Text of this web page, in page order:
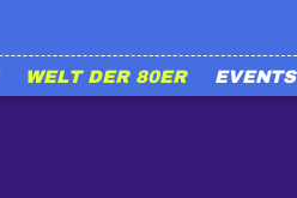
WELT DER 80ER EVENTS